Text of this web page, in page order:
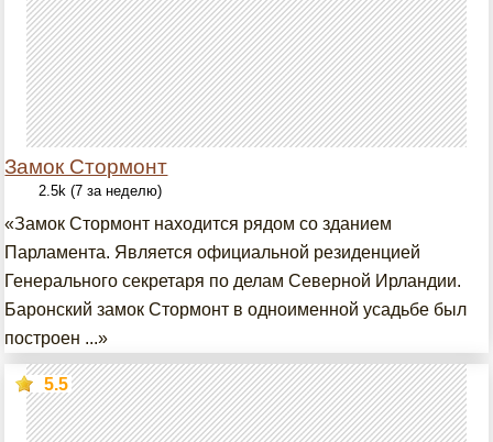
Замок Стормонт
2.5k (7 за неделю)
«Замок Стормонт находится рядом со зданием
Парламента. Является официальной резиденцией
Генерального секретаря по делам Северной Ирландии.
Баронский замок Стормонт в одноименной усадьбе был
построен ...»
5.5